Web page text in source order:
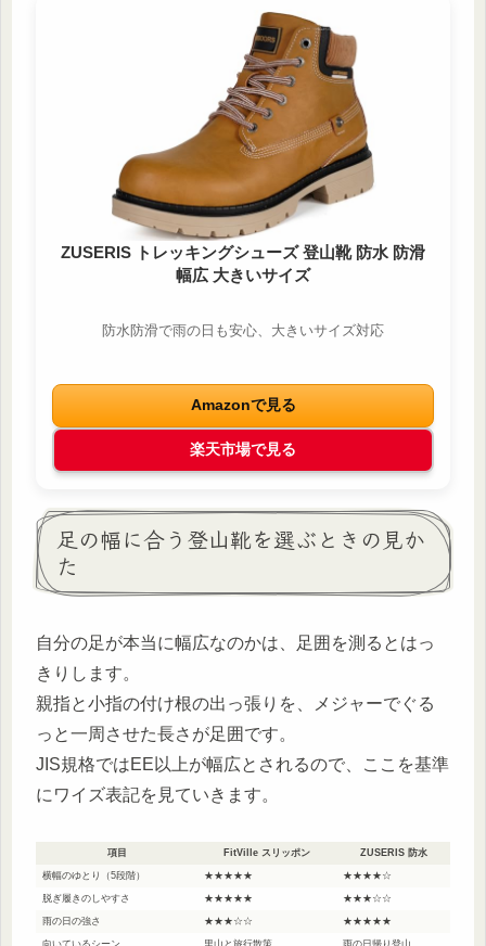
ZUSERIS トレッキングシューズ 登山靴 防水 防滑
幅広 大きいサイズ
防水防滑で雨の日も安心、大きいサイズ対応
Amazonで見る
楽天市場で見る
足の幅に合う登山靴を選ぶときの見か
た
自分の足が本当に幅広なのかは、足囲を測るとはっ
きりします。
親指と小指の付け根の出っ張りを、メジャーでぐる
っと一周させた長さが足囲です。
JIS規格ではEE以上が幅広とされるので、ここを基準
にワイズ表記を見ていきます。
項目 FitVille スリッポン ZUSERIS 防水
横幅のゆとり（5段階） ★★★★★ ★★★★☆
脱ぎ履きのしやすさ ★★★★★ ★★★☆☆
雨の日の強さ ★★★☆☆ ★★★★★